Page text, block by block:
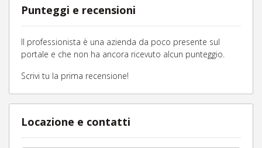
Punteggi e recensioni
Il professionista è una azienda da poco presente sul
portale e che non ha ancora ricevuto alcun punteggio.
Scrivi tu la prima recensione!
Locazione e contatti